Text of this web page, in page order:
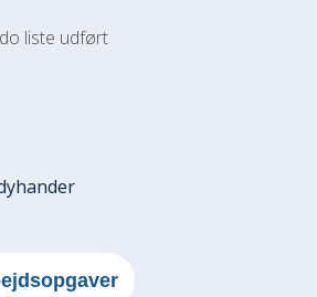
liste udført